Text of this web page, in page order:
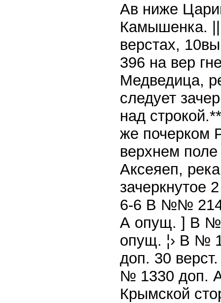
Ав ниже
Камышенка.
верстах,
396 на вер
Медведица,
следует
над
же почерком
верхнем
Аксеяеп,
зачеркнутое
6-6 В №№
А опущ. ] В №
опущ. ¦› В №
доп. 30
№ 1330 доп. А
Крымской